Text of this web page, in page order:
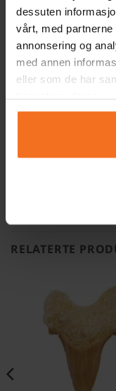
dessuten
vårt, med
annonsering og
med annen
eller som de har
Navn
RELATERTE